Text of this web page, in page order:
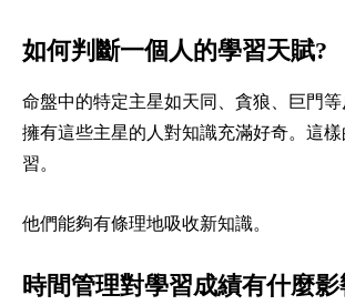
如何判斷一個人的學習天賦?
命盤中的特定主星如天同、貪狼、巨門等
擁有這些主星的人對知識充滿好奇。這
習。
他們能夠有條理地吸收新知識。
時間管理對學習成績有什麼影